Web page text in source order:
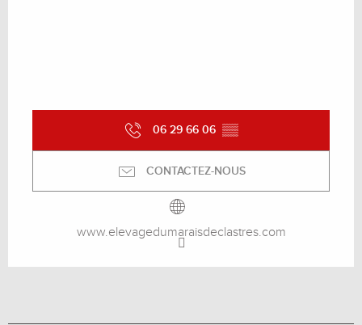
06 29 66 06 ▒▒
CONTACTEZ-NOUS
www.elevagedumaraisdeclastres.com